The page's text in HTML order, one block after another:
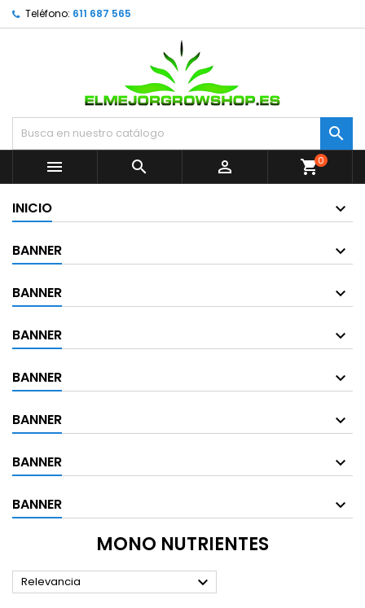
Teléfono: 611 687 565


  shopping_cart0
INICIO
BANNER
BANNER
BANNER
BANNER
BANNER
BANNER
BANNER
MONO NUTRIENTES
Relevancia 